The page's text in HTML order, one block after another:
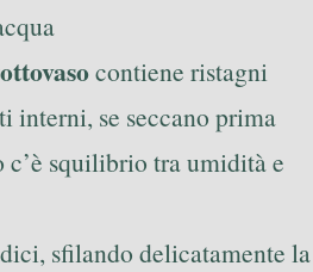
contiene ristagni
interni, se seccano prima
c’è squilibrio tra umidità e
sfilando delicatamente la